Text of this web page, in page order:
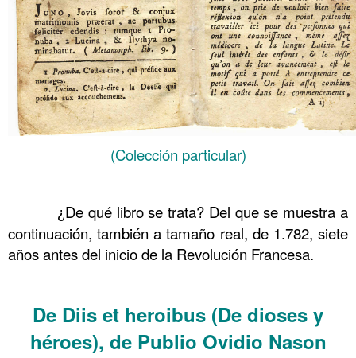
(Colección particular)
¿De qué libro se trata? Del que se muestra a
continuación, también a tamaño real, de 1.782, siete
años antes del inicio de la Revolución Francesa.
De Diis et heroibus (De dioses y
héroes), de Publio Ovidio Nason